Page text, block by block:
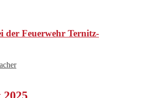
der Feuerwehr Ternitz-